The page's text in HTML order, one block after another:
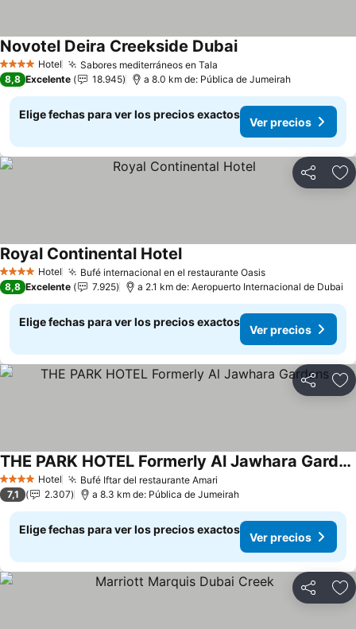
4 EstrellasHotel Sabores mediterráneos en Tala
Novotel Deira Creekside DubaiVer precios
8,8 Excelente 18.945 a 8.0 km de: Pública de Jumeirah
Elige fechas para ver los precios exactos
Ver precios
Compartir
4 EstrellasHotel Bufé internacional en el restaurante OasisVer precios
Royal Continental HotelVer precios
8,8 Excelente 7.925 a 2.1 km de: Aeropuerto Internacional de Dubai
Elige fechas para ver los precios exactos
Ver precios
Compartir
4 EstrellasHotel Bufé Iftar del restaurante Amari
THE PARK HOTEL Formerly Al Jawhara Gardens
Ver precios
7,1 2.307 a 8.3 km de: Pública de Jumeirah
Elige fechas para ver los precios exactos
Ver precios
Compartir